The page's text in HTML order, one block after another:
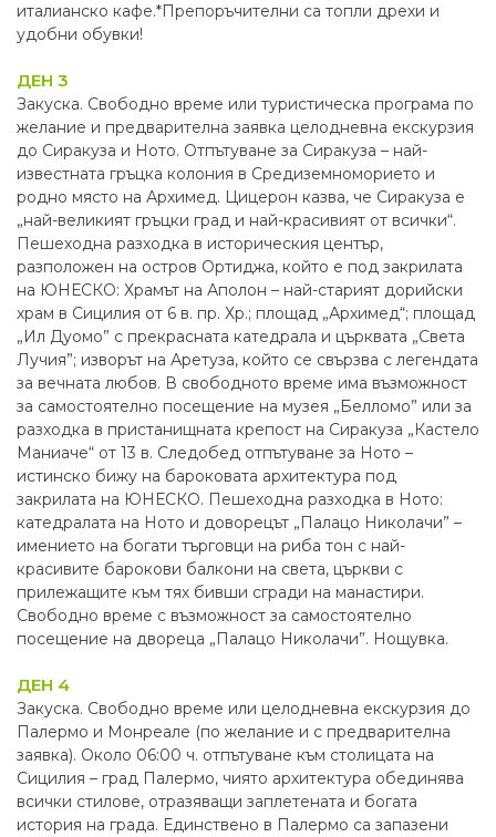
италианско кафе.*Препоръчителни са топли дрехи и
удобни обувки!
ДЕН 3
Закуска. Свободно време или туристическа програма по
желание и предварителна заявка целодневна екскурзия
до Сиракуза и Ното. Отпътуване за Сиракуза – най-
известната гръцка колония в Средиземноморието и
родно място на Архимед. Цицерон казва, че Сиракуза е
„най-великият гръцки град и най-красивият от всички“.
Пешеходна разходка в историческия център,
разположен на остров Ортиджа, който е под закрилата
на ЮНЕСКО: Храмът на Аполон – най-старият дорийски
храм в Сицилия от 6 в. пр. Хр.; площад „Архимед“; площад
„Ил Дуомо” с прекрасната катедрала и църквата „Света
Лучия”; изворът на Аретуза, който се свързва с легендата
за вечната любов. В свободното време има възможност
за самостоятелно посещение на музея „Белломо” или за
разходка в пристанищната крепост на Сиракуза „Кастело
Маниаче“ от 13 в. Следобед отпътуване за Ното –
истинско бижу на бароковата архитектура под
закрилата на ЮНЕСКО. Пешеходна разходка в Ното:
катедралата на Ното и доворецът „Палацо Николачи” –
имението на богати търговци на риба тон с най-
красивите барокови балкони на света, църкви с
прилежащите към тях бивши сгради на манастири.
Свободно време с възможност за самостоятелно
посещение на двореца „Палацо Николачи”. Нощувка.
ДЕН 4
Закуска. Свободно време или целодневна екскурзия до
Палермо и Монреале (по желание и с предварителна
заявка). Около 06:00 ч. отпътуване към столицата на
Сицилия – град Палермо, чиято архитектура обединява
всички стилове, отразяващи заплетената и богата
история на града. Единствено в Палермо са запазени